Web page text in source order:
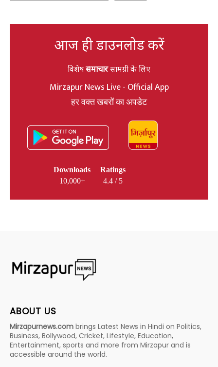
आज ही डाउनलोड करें
विशेषसमाचारसामग्री के लिए
Mirzapur News Live - Official App
हर वक्त खबरों का अपडेट
Downloads
10,000+
Ratings
4.4 / 5
ABOUT US
Mirzapurnews.com brings Latest News in Hindi on Politics,
Business, Bollywood, Cricket, Lifestyle, Education,
Entertainment, sports and more from Mirzapur and is
accessible around the world.